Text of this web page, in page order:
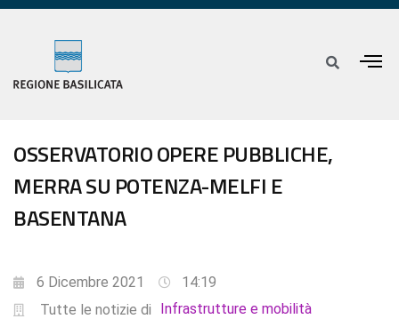
OSSERVATORIO OPERE PUBBLICHE,
MERRA SU POTENZA-MELFI E
BASENTANA
6 Dicembre 2021
14:19
Tutte le notizie di
Infrastrutture e mobilità